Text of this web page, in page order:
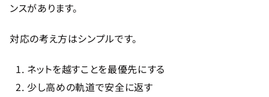
ンスがあります。
対応の考え方はシンプルです。
ネットを越すことを最優先にする
少し高めの軌道で安全に返す